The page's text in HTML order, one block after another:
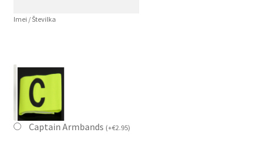
Imei / Številka
Captain Armbands (+€2.95)